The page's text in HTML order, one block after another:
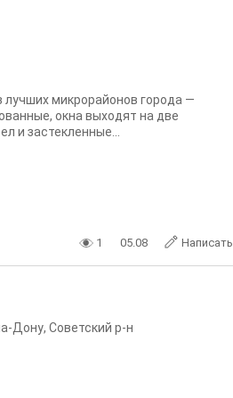
микрорайонов города —
окна выходят на две
и застекленные...
1 05.08 Написать
Дону, Советский р-н